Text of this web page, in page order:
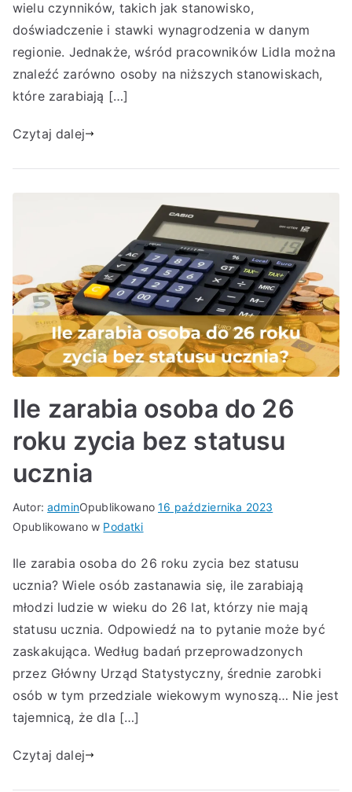
wielu czynników, takich jak stanowisko,
doświadczenie i stawki wynagrodzenia w danym
regionie. Jednakże, wśród pracowników Lidla można
znaleźć zarówno osoby na niższych stanowiskach,
które zarabiają […]
Czytaj dalej
Ile zarabia osoba do 26
roku zycia bez statusu
ucznia
Autor:adminOpublikowano16 października 2023
Opublikowano w Podatki
Ile zarabia osoba do 26 roku zycia bez statusu
ucznia? Wiele osób zastanawia się, ile zarabiają
młodzi ludzie w wieku do 26 lat, którzy nie mają
statusu ucznia. Odpowiedź na to pytanie może być
zaskakująca. Według badań przeprowadzonych
przez Główny Urząd Statystyczny, średnie zarobki
osób w tym przedziale wiekowym wynoszą… Nie jest
tajemnicą, że dla […]
Czytaj dalej